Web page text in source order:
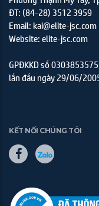
ĐT: (84-28) 3512 3959
Email: kai@elite-jsc.com
Website: elite-jsc.com
GPĐKKD số
lần đầu ngày 29/06/
KẾT NỐI CHÚNG TÔI